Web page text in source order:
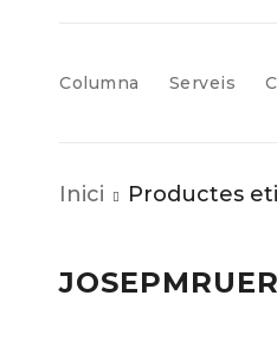
Columna Serveis
Inici Productes